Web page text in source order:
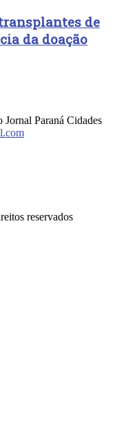
de
da doação
Paraná Cidades
reservados